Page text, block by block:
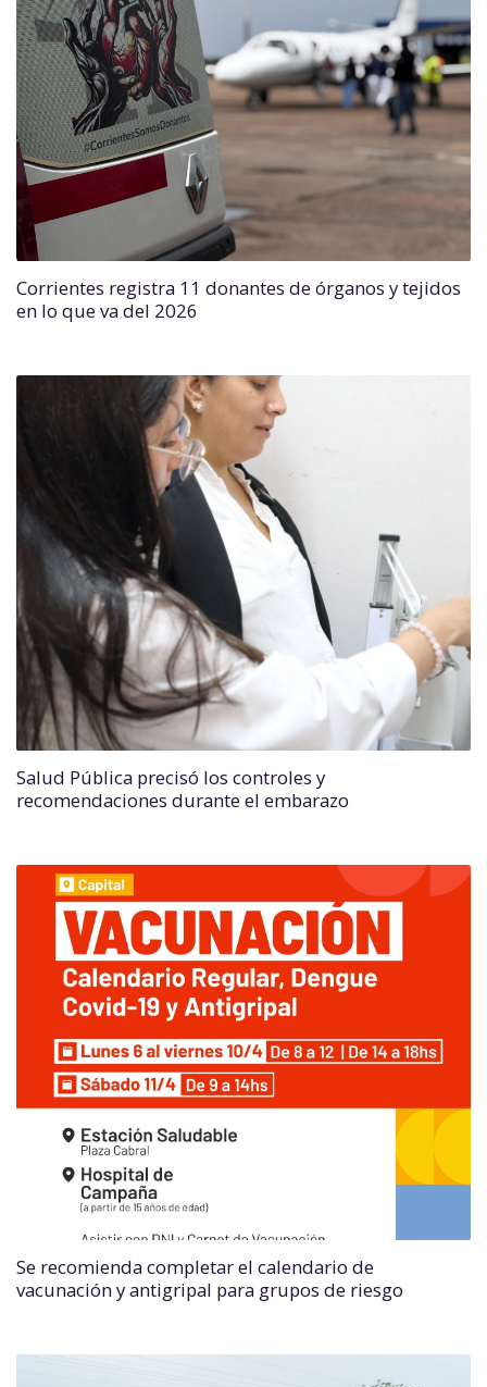
Corrientes registra 11 donantes de órganos y tejidos
en lo que va del 2026
Salud Pública precisó los controles y
recomendaciones durante el embarazo
Se recomienda completar el calendario de
vacunación y antigripal para grupos de riesgo